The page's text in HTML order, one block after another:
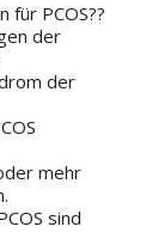
für PCOS??
der
der
mehr
sind